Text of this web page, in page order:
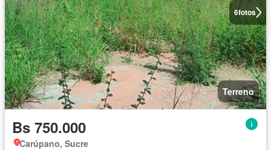
6fotos
Terreno
Bs 750.000
Carúpano, Sucre